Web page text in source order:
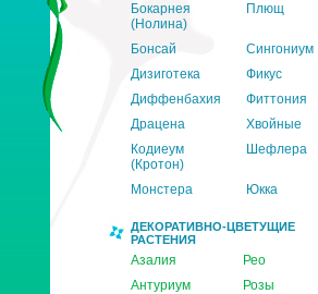
Бокарнея
(Нолина)
Плющ
Бонсай
Сингониум
Дизиготека
Фикус
Диффенбахия
Фиттония
Драцена
Хвойные
Кодиеум
(Кротон)
Шефлера
Монстера Юкка
ДЕКОРАТИВНО-ЦВЕТУЩИЕ
РАСТЕНИЯ
Азалия
Рео
Антуриум
Розы